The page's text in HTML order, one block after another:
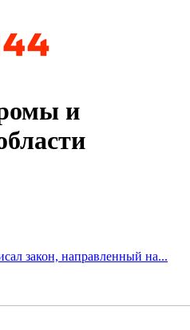
и
закон, направленный на...